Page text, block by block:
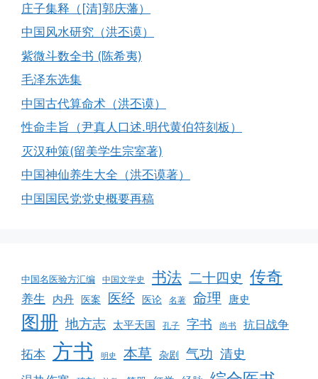
庄子集释（[清]郭庆藩）
中国风水研究（洪丕谟）
紫微斗数全书 (陈希夷)
毛泽东选集
中国古代算命术（洪丕谟）
性命圭旨（尹真人口述.明代黄伯符刻板）
灭汉种策(留美学生宗室著)
中国神仙养生大全（洪丕谟著）
中国国民党党史概要再稿
中国名医验方汇编 中国文学史 书法 二十四史 传奇
养生 内丹 医案 医经 医论 名著 命理 唐史
图册 地方志 太平天国 孔子 字书 尚书 抗日战争
拓本 方书 明史 本草 杂剧 气功 清史